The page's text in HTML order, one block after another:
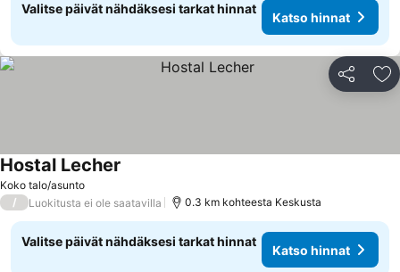
Valitse päivät nähdäksesi tarkat hinnat
Katso hinnat
Jaa
Koko talo/asunto
Hostal Lecher
/ Luokitusta ei ole saatavilla 0.3 km kohteesta Keskusta
Valitse päivät nähdäksesi tarkat hinnat
Katso hinnat